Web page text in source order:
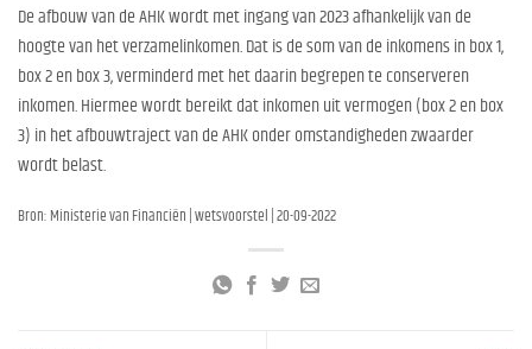
De afbouw van de AHK wordt met ingang van 2023 afhankelijk van de
hoogte van het verzamelinkomen. Dat is de som van de inkomens in box 1,
box 2 en box 3, verminderd met het daarin begrepen te conserveren
inkomen. Hiermee wordt bereikt dat inkomen uit vermogen (box 2 en box
3) in het afbouwtraject van de AHK onder omstandigheden zwaarder
wordt belast.
Bron: Ministerie van Financiën | wetsvoorstel | 20-09-2022